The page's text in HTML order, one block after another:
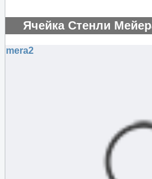
Ячейка Стенли
mera2